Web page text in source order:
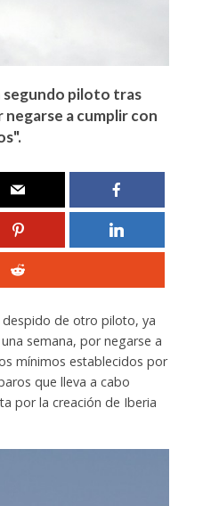
segundo piloto tras
a cumplir con
de otro piloto, ya
semana, por negarse a
mínimos establecidos por
que lleva a cabo
por la creación de Iberia